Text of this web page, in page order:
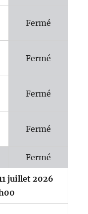
Fermé
Fermé
Fermé
Fermé
Fermé
juillet 2026